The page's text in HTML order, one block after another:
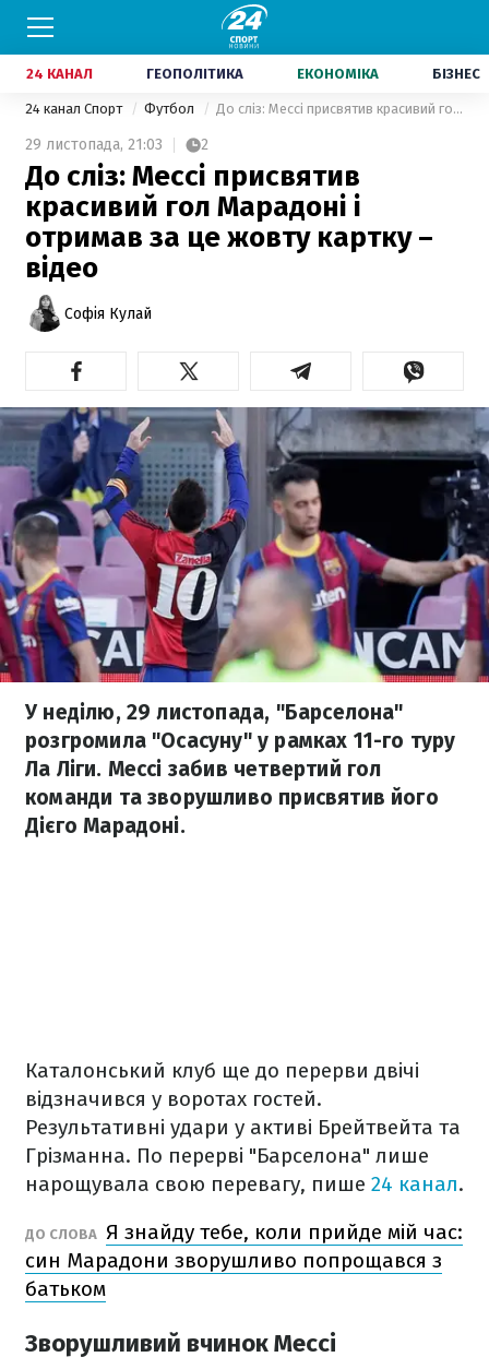
24 КАНАЛ ГЕОПОЛІТИКА ЕКОНОМІКА БІЗНЕС
24 канал Спорт Футбол До сліз: Мессі присвятив красивий гол Марадоні і отримав за це жовту картку – відео
29 листопада, 21:03 2
До сліз: Мессі присвятив
красивий гол Марадоні і
отримав за це жовту картку –
відео
Софія Кулай
У неділю, 29 листопада, "Барселона"
розгромила "Осасуну" у рамках 11-го туру
Ла Ліги. Мессі забив четвертий гол
команди та зворушливо присвятив його
Дієго Марадоні.
Каталонський клуб ще до перерви двічі
відзначився у воротах гостей.
Результативні удари у активі Брейтвейта та
Грізманна. По перерві "Барселона" лише
нарощувала свою перевагу, пише 24 канал.
ДО СЛОВА Я знайду тебе, коли прийде мій час:
син Марадони зворушливо попрощався з
батьком
Зворушливий вчинок Мессі